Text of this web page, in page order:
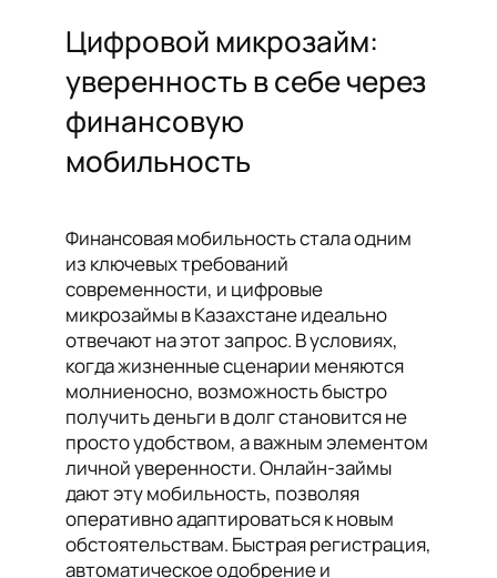
Цифровой микрозайм:
уверенность в себе через
финансовую
мобильность
Финансовая мобильность стала одним
из ключевых требований
современности, и цифровые
микрозаймы в Казахстане идеально
отвечают на этот запрос. В условиях,
когда жизненные сценарии меняются
молниеносно, возможность быстро
получить деньги в долг становится не
просто удобством, а важным элементом
личной уверенности. Онлайн-займы
дают эту мобильность, позволяя
оперативно адаптироваться к новым
обстоятельствам. Быстрая регистрация,
автоматическое одобрение и